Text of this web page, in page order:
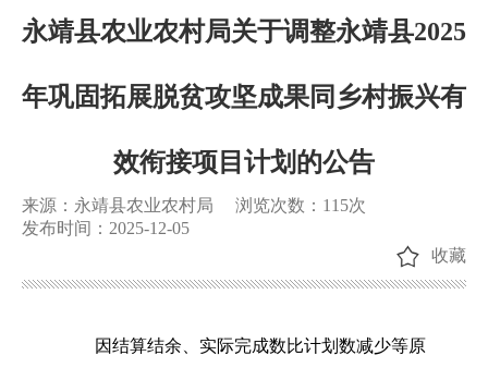
永靖县农业农村局关于调整永靖县2025
年巩固拓展脱贫攻坚成果同乡村振兴有
效衔接项目计划的公告
来源：永靖县农业农村局 浏览次数： 115次
发布时间：2025-12-05
收藏
因结算结余、实际完成数比计划数减少等原